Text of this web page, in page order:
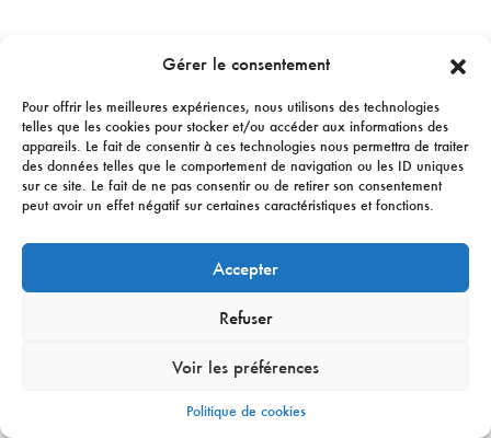
Gérer le consentement
Pour offrir les meilleures expériences, nous utilisons des technologies
telles que les cookies pour stocker et/ou accéder aux informations des
appareils. Le fait de consentir à ces technologies nous permettra de traiter
des données telles que le comportement de navigation ou les ID uniques
sur ce site. Le fait de ne pas consentir ou de retirer son consentement
peut avoir un effet négatif sur certaines caractéristiques et fonctions.
Accepter
Refuser
Voir les préférences
Politique de cookies